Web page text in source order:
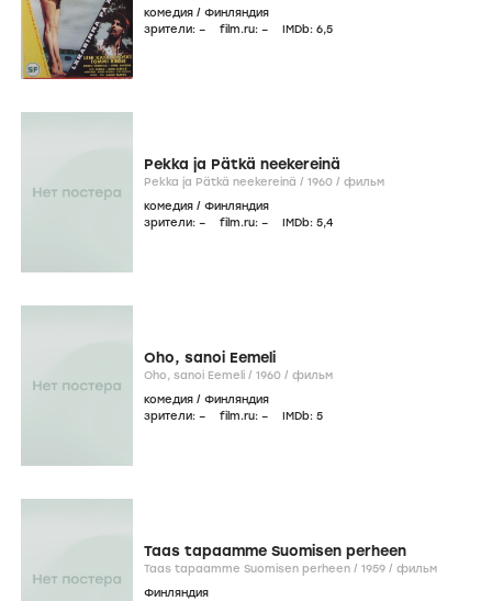
комедия / Финляндия
зрители: – film.ru: – IMDb: 6,5
Pekka ja Pätkä neekereinä
Pekka ja Pätkä neekereinä / 1960 / фильм
комедия / Финляндия
зрители: – film.ru: – IMDb: 5,4
Oho, sanoi Eemeli
Oho, sanoi Eemeli / 1960 / фильм
комедия / Финляндия
зрители: – film.ru: – IMDb: 5
Taas tapaamme Suomisen perheen
Taas tapaamme Suomisen perheen / 1959 / фильм
Финляндия